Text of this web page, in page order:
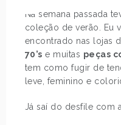
Na semana passada
coleção de verão. Eu
encontrado nas lojas
70’s e muitas peças
tem como fugir de
leve, feminino e
Já saí do desfile com
POST ANTERIOR
3ª TEMPORADA DE MODA
CAPRICHO